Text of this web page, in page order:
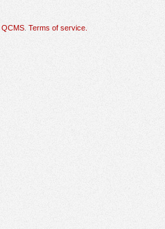
QCMS Terms of service.